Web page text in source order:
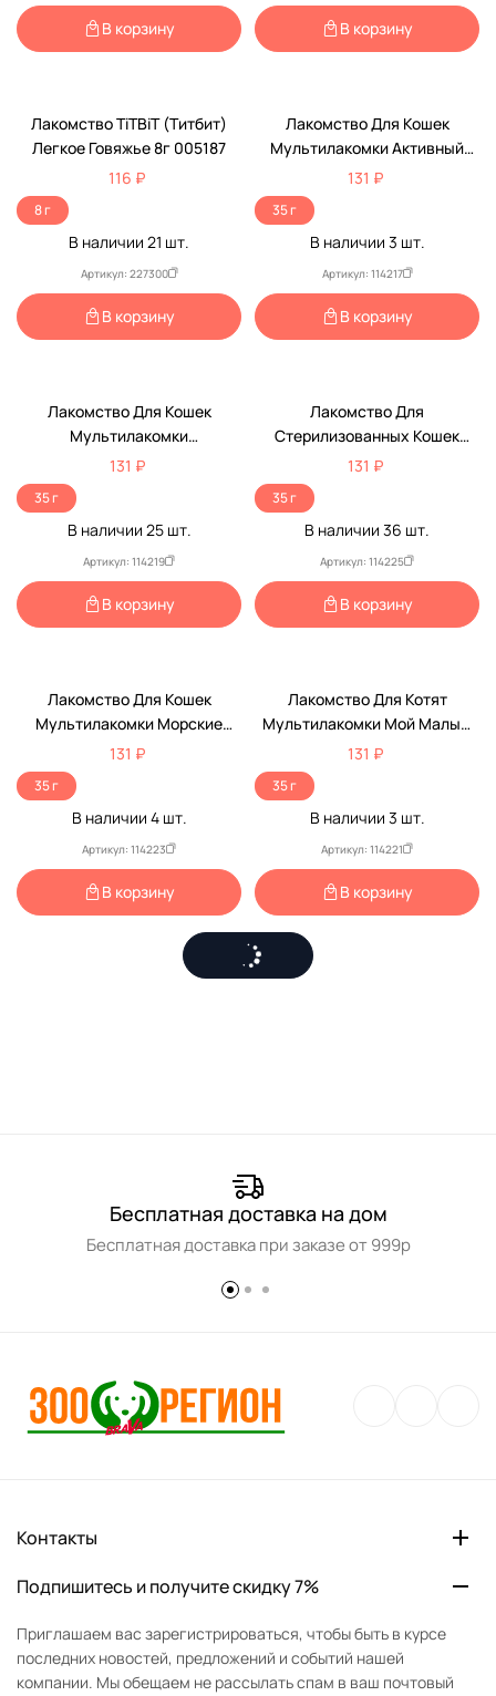
В корзину В корзину
Лакомство TiTBiT (Титбит)
Легкое Говяжье 8г 005187
116 ₽
8 г
В наличии 21 шт.
Артикул: 227300
В корзину
Лакомство Для Кошек
Мультилакомки Активный
Питомец MultiЛакомки 70таб
131 ₽
35 г
В наличии 3 шт.
Артикул: 114217
В корзину
Лакомство Для Кошек
Мультилакомки
Восхитительная Шерсть
MultiЛакомки 70таб
131 ₽
35 г
В наличии 25шт.
Артикул: 114219
В корзину
Лакомство Для
Стерилизованных Кошек
Мультилакомки Стерил
MultiЛакомки 70таб
131 ₽
35 г
В наличии 36 шт.
Артикул: 114225
В корзину
Лакомство Для Кошек
Мультилакомки Морские
Водоросли MultiЛакомки
131 ₽
35 г
В наличии 4шт.
Артикул: 114223
В корзину
Лакомство Для Котят
Мультилакомки Мой Малыш
MultiЛакомки 70таб
131 ₽
35 г
В наличии 3 шт.
Артикул: 114221
В корзину
Бесплатная доставка на дом
Бесплатная доставка при заказе от 999р
Контакты
Подпишитесь и получите скидку 7%
Приглашаем вас зарегистрироваться, чтобы быть в курсе
последних новостей, предложений и событий нашей
компании. Мы обещаем не рассылать спам в ваш почтовый